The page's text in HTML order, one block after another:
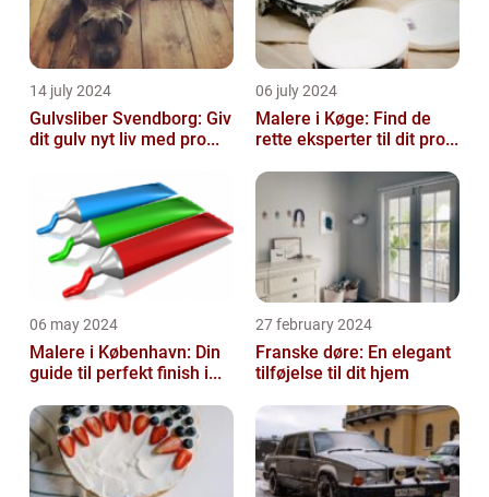
14 july 2024
Gulvsliber Svendborg: Giv
dit gulv nyt liv med pro...
06 july 2024
Malere i Køge: Find de
rette eksperter til dit pro...
06 may 2024
Malere i København: Din
guide til perfekt finish i...
27 february 2024
Franske døre: En elegant
tilføjelse til dit hjem